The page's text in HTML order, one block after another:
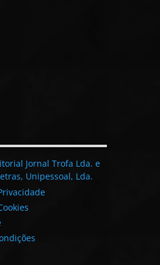
Jornal Trofa Lda. e
Unipessoal, Lda.